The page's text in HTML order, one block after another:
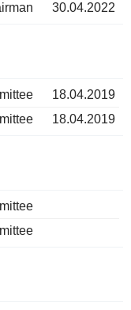
30.04.2022
18.04.2019
18.04.2019